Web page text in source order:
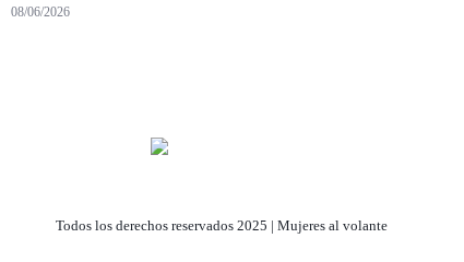
08/06/2026
Todos los derechos reservados 2025 | Mujeres al volante